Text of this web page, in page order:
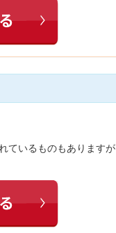
ているものもありますが